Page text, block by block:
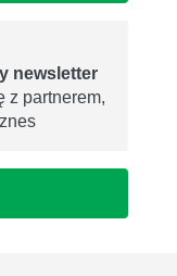
newsletter
z partnerem,